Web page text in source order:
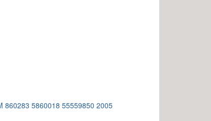
860283 5860018 55559850 2005